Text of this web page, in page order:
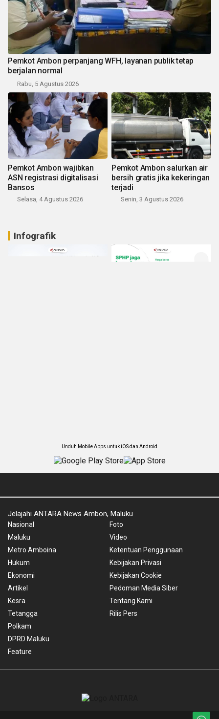
Pemkot Ambon perpanjang WFH, layanan publik tetap
berjalan normal
Rabu, 5 Agustus 2026
Pemkot Ambon wajibkan
ASN registrasi digitalisasi
Bansos
Selasa, 4 Agustus 2026
Pemkot Ambon salurkan air
bersih gratis jika kekeringan
terjadi
Senin, 3 Agustus 2026
Infografik
Unduh Mobile Apps untuk iOS dan Android
Jelajahi ANTARA News Ambon, Maluku
Nasional
Maluku
Metro Amboina
Hukum
Ekonomi
Artikel
Kesra
Tetangga
Polkam
DPRD Maluku
Feature
Foto
Video
Ketentuan Penggunaan
Kebijakan Privasi
Kebijakan Cookie
Pedoman Media Siber
Tentang Kami
Rilis Pers